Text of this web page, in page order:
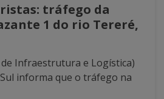
tráfego da
1 do rio Tereré,
Infraestrutura e Logística)
informa que o tráfego na